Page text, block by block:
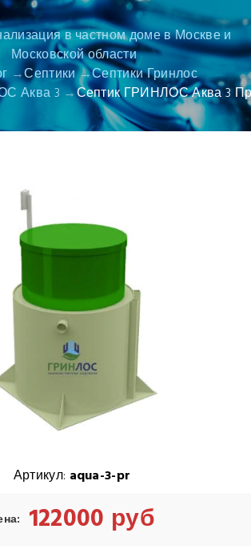
в частном доме в Москве и
Московской области
Септики
Септики Гринлос
Аква 3
Септик ГРИНЛОС Аква 3
Артикул: aqua-3-pr
122000 руб